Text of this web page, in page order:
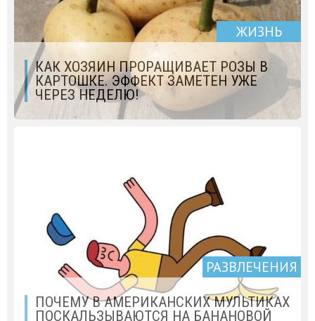
ЖИЗНЬ
КАК ХОЗЯИН ПРОРАЩИВАЕТ РОЗЫ В
КАРТОШКЕ. ЭФФЕКТ ЗАМЕТЕН УЖЕ
ЧЕРЕЗ НЕДЕЛЮ!
РАЗВЛЕЧЕНИЯ
ПОЧЕМУ В АМЕРИКАНСКИХ МУЛЬТИКАХ
ПОСКАЛЬЗЫВАЮТСЯ НА БАНАНОВОЙ